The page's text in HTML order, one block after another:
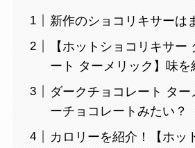
新作のショコリキサーは
【ホットショコリキサー
ート ターメリック】味を
ダークチョコレート ター
ーチョコレートみたい？
カロリーを紹介！【ホッ